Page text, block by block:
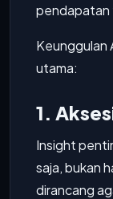
pendapatan
Keunggulan
utama:
1.
Insight
saja, bukan
dirancang